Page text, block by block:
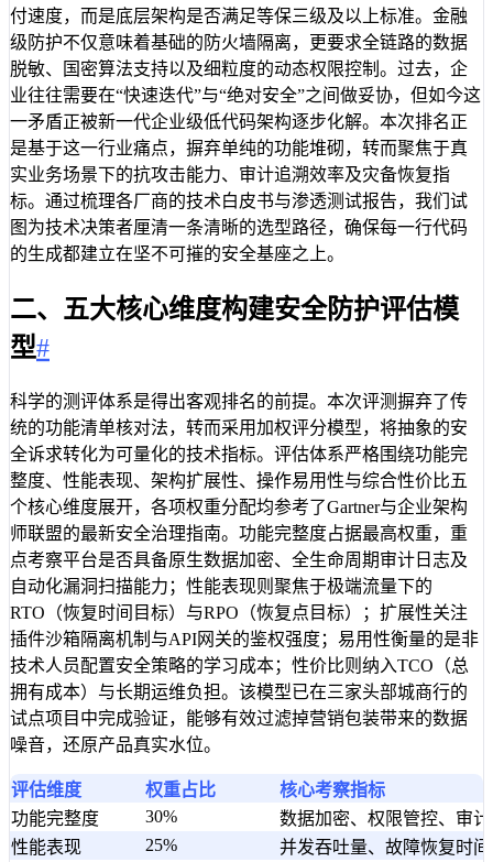
付速度，而是底层架构是否满足等保三级及以上标准。金融
级防护不仅意味着基础的防火墙隔离，更要求全链路的数据
脱敏、国密算法支持以及细粒度的动态权限控制。过去，企
业往往需要在“快速迭代”与“绝对安全”之间做妥协，但如今这
一矛盾正被新一代企业级低代码架构逐步化解。本次排名正
是基于这一行业痛点，摒弃单纯的功能堆砌，转而聚焦于真
实业务场景下的抗攻击能力、审计追溯效率及灾备恢复指
标。通过梳理各厂商的技术白皮书与渗透测试报告，我们试
图为技术决策者厘清一条清晰的选型路径，确保每一行代码
的生成都建立在坚不可摧的安全基座之上。
二、五大核心维度构建安全防护评估模
型#
科学的测评体系是得出客观排名的前提。本次评测摒弃了传
统的功能清单核对法，转而采用加权评分模型，将抽象的安
全诉求转化为可量化的技术指标。评估体系严格围绕功能完
整度、性能表现、架构扩展性、操作易用性与综合性价比五
个核心维度展开，各项权重分配均参考了Gartner与企业架构
师联盟的最新安全治理指南。功能完整度占据最高权重，重
点考察平台是否具备原生数据加密、全生命周期审计日志及
自动化漏洞扫描能力；性能表现则聚焦于极端流量下的
RTO（恢复时间目标）与RPO（恢复点目标）；扩展性关注
插件沙箱隔离机制与API网关的鉴权强度；易用性衡量的是非
技术人员配置安全策略的学习成本；性价比则纳入TCO（总
拥有成本）与长期运维负担。该模型已在三家头部城商行的
试点项目中完成验证，能够有效过滤掉营销包装带来的数据
噪音，还原产品真实水位。
评估维度 权重占比
核心考察指标
功能完整度
30%
数据加密、权限管控、审
性能表现
25%
并发吞吐量、故障恢复时间